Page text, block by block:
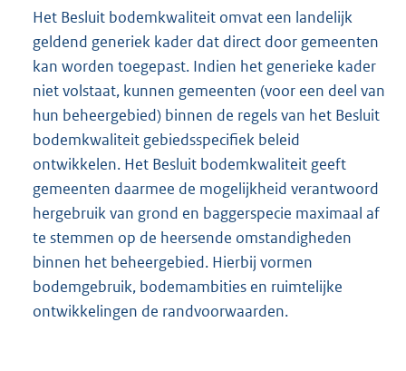
Het Besluit bodemkwaliteit omvat een landelijk
geldend generiek kader dat direct door gemeenten
kan worden toegepast. Indien het generieke kader
niet volstaat, kunnen gemeenten (voor een deel van
hun beheergebied) binnen de regels van het Besluit
bodemkwaliteit gebiedsspecifiek beleid
ontwikkelen. Het Besluit bodemkwaliteit geeft
gemeenten daarmee de mogelijkheid verantwoord
hergebruik van grond en baggerspecie maximaal af
te stemmen op de heersende omstandigheden
binnen het beheergebied. Hierbij vormen
bodemgebruik, bodemambities en ruimtelijke
ontwikkelingen de randvoorwaarden.